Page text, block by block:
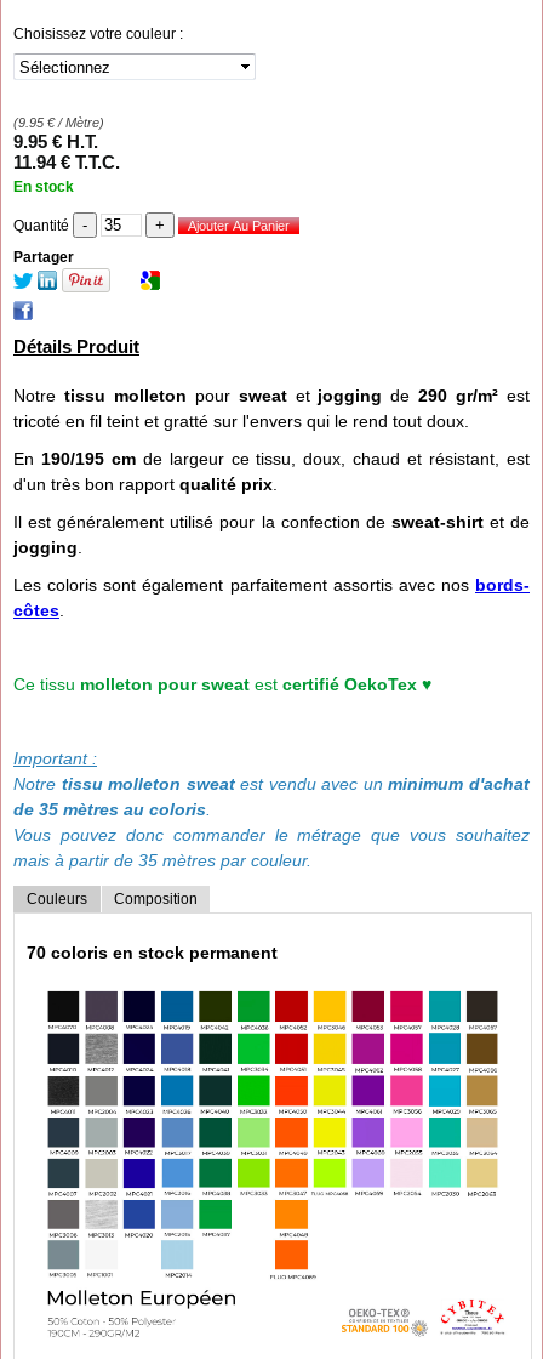
Choisissez votre couleur :
(9.95 €/ Mètre)
9.95 € H.T.
11.94€ T.T.C.
En stock
Quantité
Partager
Détails Produit
Notre tissu molleton poursweat etjogging de290 gr/m²est
tricoté en fil teint et gratté sur l'envers qui le rend tout doux.
En 190/195 cmde largeur ce tissu, doux, chaudet résistant, est
d'un très bon rapport qualité prix
Il est généralement utilisé pour la confection de sweat-shirtet de
jogging
Les coloris sont également parfaitement assortis avec nos bords-
côtes
Ce tissu molleton pour sweat est certifié OekoTex ♥
Important :
Notre tissu molleton sweatest vendu avec un minimum d'achat
de 35 mètres au coloris
Vous pouvez donc commander le métrage que vous souhaitez
mais à partir de 35 mètres par couleur.
Couleurs Composition
70 coloris en stock permanent